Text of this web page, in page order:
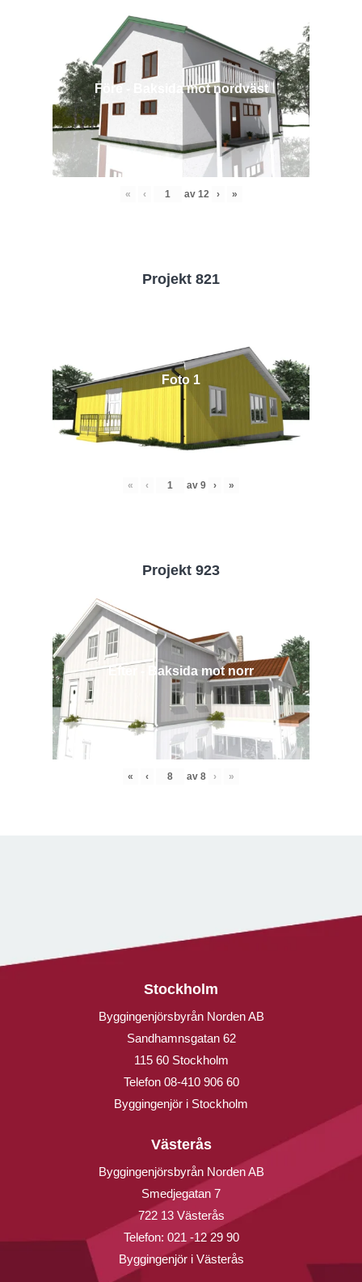
Före - Baksida mot nordväst
« ‹ av 12 › »
Projekt 821
Foto 1
« ‹ av 9 › »
Projekt 923
Efter - Baksida mot norr
« ‹ av 8 › »
Stockholm
Byggingenjörsbyrån Norden AB
Sandhamnsgatan 62
115 60 Stockholm
Telefon 08-410 906 60
Byggingenjör i Stockholm
Västerås
Byggingenjörsbyrån Norden AB
Smedjegatan 7
722 13 Västerås
Telefon: 021 -12 29 90
Byggingenjör i Västerås